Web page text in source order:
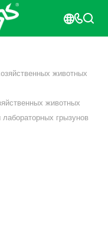
животных
животных
грызунов